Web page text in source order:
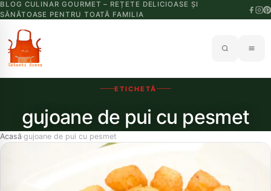
BLOG CULINAR GOURMET – REȚETE DELICIOASE ȘI
SĂNĂTOASE PENTRU TOATĂ FAMILIA
ETICHETĂ
gujoane de pui cu pesmet
Acasă›gujoane de pui cu pesmet